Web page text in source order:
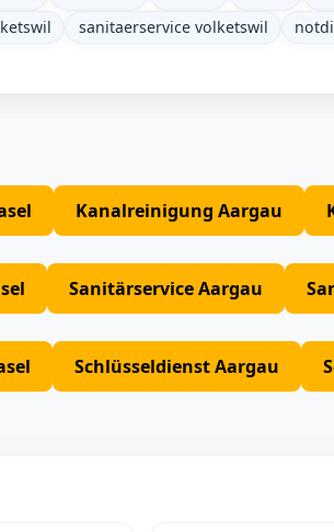
sanitaerservice volketswil
Kanalreinigung Aargau
Sanitärservice Aargau
Schlüsseldienst Aargau